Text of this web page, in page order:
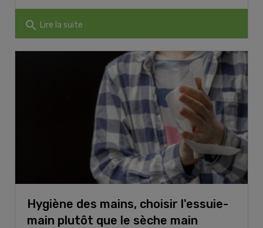
search Lire la suite
Hygiène des mains, choisir l'essuie-
main plutôt que le sèche main